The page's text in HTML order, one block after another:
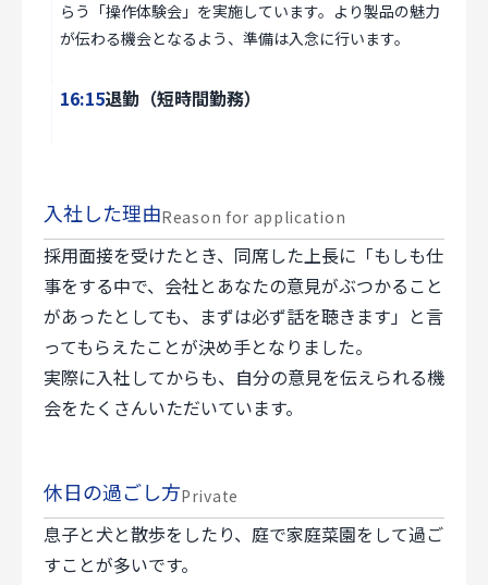
らう「操作体験会」を実施しています。より製品の魅力
が伝わる機会となるよう、準備は入念に行います。
16:15退勤（短時間勤務）
入社した理由Reason for application
採用面接を受けたとき、同席した上長に「もしも仕
事をする中で、会社とあなたの意見がぶつかること
があったとしても、まずは必ず話を聴きます」と言
ってもらえたことが決め手となりました。
実際に入社してからも、自分の意見を伝えられる機
会をたくさんいただいています。
休日の過ごし方Private
息子と犬と散歩をしたり、庭で家庭菜園をして過ご
すことが多いです。